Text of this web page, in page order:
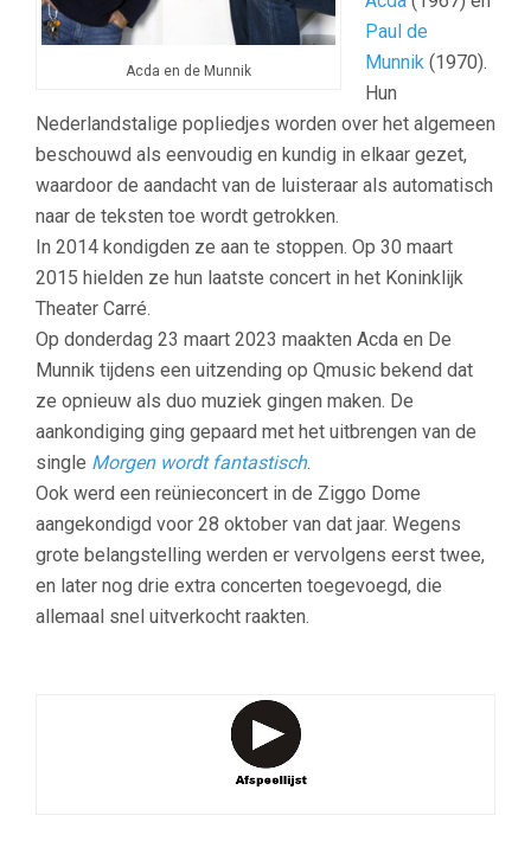
Acda en de Munnik
Paul de
Munnik (1970).
Hun
Nederlandstalige popliedjes worden over het algemeen
beschouwd als eenvoudig en kundig in elkaar gezet,
waardoor de aandacht van de luisteraar als automatisch
naar de teksten toe wordt getrokken.
In 2014 kondigden ze aan te stoppen. Op 30 maart
2015 hielden ze hun laatste concert in het Koninklijk
Theater Carré.
Op donderdag 23 maart 2023 maakten Acda en De
Munnik tijdens een uitzending op Qmusic bekend dat
ze opnieuw als duo muziek gingen maken. De
aankondiging ging gepaard met het uitbrengen van de
single Morgen wordt fantastisch.
Ook werd een reünieconcert in de Ziggo Dome
aangekondigd voor 28 oktober van dat jaar. Wegens
grote belangstelling werden er vervolgens eerst twee,
en later nog drie extra concerten toegevoegd, die
allemaal snel uitverkocht raakten.